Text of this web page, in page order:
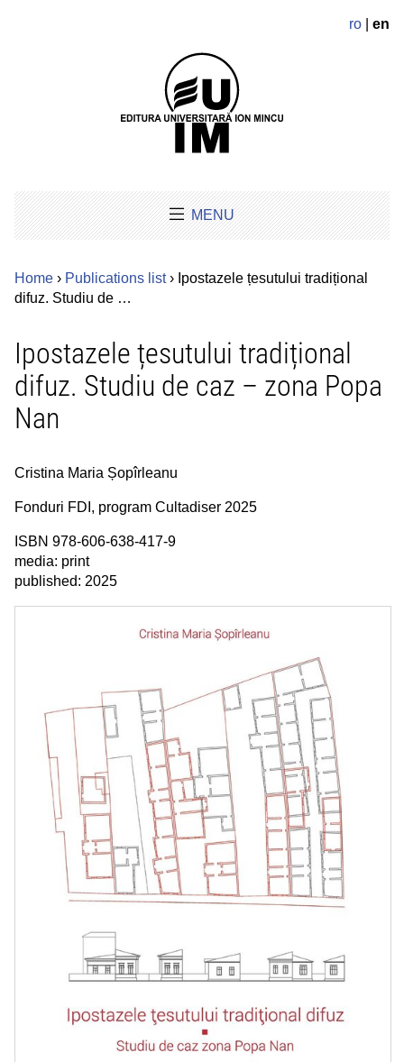
ro en
MENU
Home › Publications list› Ipostazele țesutului tradițional
difuz. Studiu de …
Ipostazele țesutului tradițional
difuz. Studiu de caz – zona Popa
Nan
Cristina Maria Șopîrleanu
Fonduri FDI, program Cultadiser 2025
ISBN 978-606-638-417-9
media: print
published: 2025